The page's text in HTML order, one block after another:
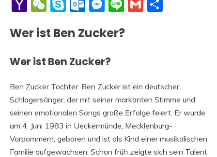
Yahoo
WeChat
SkypeOutlook.com
Messenger
LineGmail
Wer ist Ben Zucker?
Wer ist Ben Zucker?
Ben Zucker Tochter: Ben Zucker ist ein deutscher
Schlagersänger, der mit seiner markanten Stimme und
seinen emotionalen Songs große Erfolge feiert. Er wurde
am 4. Juni 1983 in Ueckermünde, Mecklenburg-
Vorpommern, geboren und ist als Kind einer musikalischen
Familie aufgewachsen. Schon früh zeigte sich sein Talent